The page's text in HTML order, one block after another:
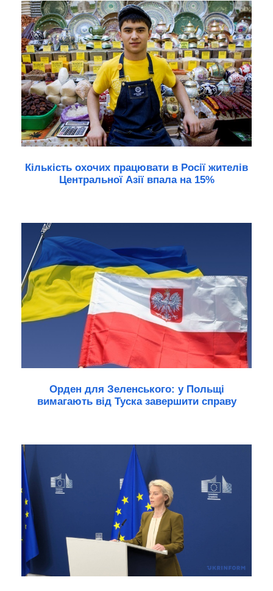
Кількість охочих працювати в Росії жителів
Центральної Азії впала на 15%
Орден для Зеленського: у Польщі
вимагають від Туска завершити справу